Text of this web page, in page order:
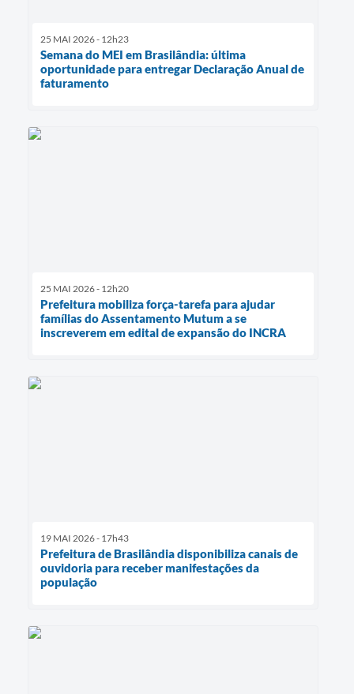
25 MAI 2026 - 12h23
Semana do MEI em Brasilândia: última
oportunidade para entregar Declaração Anual de
faturamento
25 MAI 2026 - 12h20
Prefeitura mobiliza força-tarefa para ajudar
famílias do Assentamento Mutum a se
inscreverem em edital de expansão do INCRA
19 MAI 2026 - 17h43
Prefeitura de Brasilândia disponibiliza canais de
ouvidoria para receber manifestações da
população